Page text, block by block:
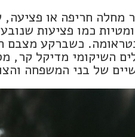
מחלה חריפה או פציעה,
כמו פציעות
כשברקע מצבם
השיקומי מדיקל קר,
של בני המשפחה